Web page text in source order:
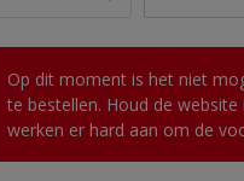
Op dit moment is het niet
te bestellen. Houd de website
werken er hard aan om de